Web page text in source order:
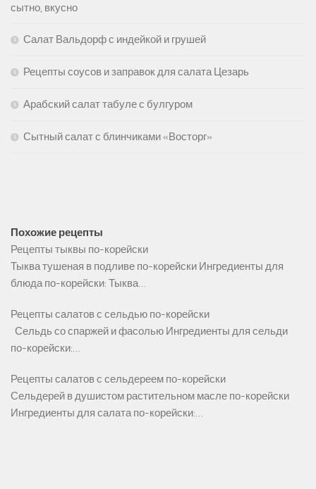
сытно, вкусно
Салат Вальдорф с индейкой и грушей
Рецепты соусов и заправок для салата Цезарь
Арабский салат табуле с булгуром
Сытный салат с блинчиками «Восторг»
Похожие рецепты
Рецепты тыквы по-корейски
Тыква тушеная в подливе по-корейски Ингредиенты для
блюда по-корейски: Тыква…
Рецепты салатов с сельдью по-корейски
Сельдь со спаржей и фасолью Ингредиенты для сельди
по-корейски:…
Рецепты салатов с сельдереем по-корейски
Сельдерей в душистом растительном масле по-корейски
Ингредиенты для салата по-корейски:…